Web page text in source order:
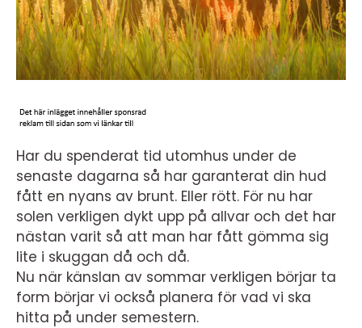
Har du spenderat tid utomhus under de
senaste dagarna så har garanterat din hud
fått en nyans av brunt. Eller rött. För nu har
solen verkligen dykt upp på allvar och det har
nästan varit så att man har fått gömma sig
lite i skuggan då och då.
Nu när känslan av sommar verkligen börjar ta
form börjar vi också planera för vad vi ska
hitta på under semestern.